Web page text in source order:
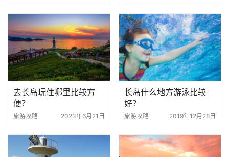
去长岛玩住哪里比较方
便？
旅游攻略 2023年6月21日
长岛什么地方游泳比较
好？
旅游攻略 2019年12月28日